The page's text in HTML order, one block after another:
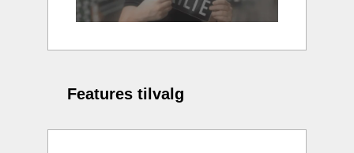
Features tilvalg